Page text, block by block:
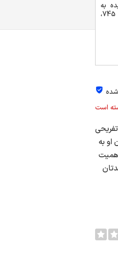
به
میدان پالیزی، بعد از کوچه اشراقی، پلاک 745،
شده
است
و تفریحی
او به
اهمیت
دانشگاهی معتبر وارد شود.۵- فرزندتان